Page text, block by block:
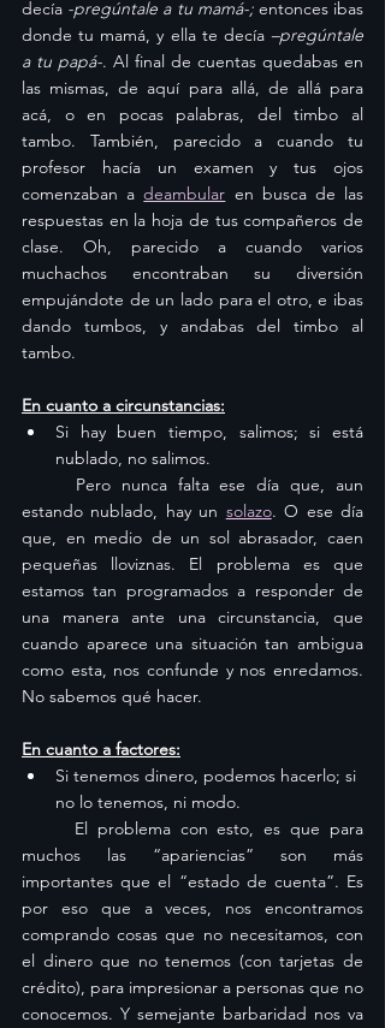
decía -pregúntale a tu mamá-; entonces ibas
donde tu mamá, y ella te decía –pregúntale
a tu papá-. Al final de cuentas quedabas en
las mismas, de aquí para allá, de allá para
acá, o en pocas palabras, del timbo al
tambo. También, parecido a cuando tu
profesor hacía un examen y tus ojos
comenzaban a deambular en busca de las
respuestas en la hoja de tus compañeros de
clase. Oh, parecido a cuando varios
muchachos encontraban su diversión
empujándote de un lado para el otro, e ibas
dando tumbos, y andabas del timbo al
tambo.
En cuanto a circunstancias:
Si hay buen tiempo, salimos; si está
nublado, no salimos.
estando nublado, hay un solazo. O ese día
que, en medio de un sol abrasador, caen
pequeñas lloviznas. El problema es que
estamos tan programados a responder de
una manera ante una circunstancia, que
cuando aparece una situación tan ambigua
como esta, nos confunde y nos enredamos.
No sabemos qué hacer.
En cuanto a factores:
Si tenemos dinero, podemos hacerlo; si
no lo tenemos, ni modo.
muchos las “apariencias” son más
importantes que el “estado de cuenta”. Es
por eso que a veces, nos encontramos
comprando cosas que no necesitamos, con
el dinero que no tenemos (con tarjetas de
crédito), para impresionar a personas que no
conocemos. Y semejante barbaridad nos va